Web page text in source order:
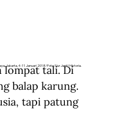
Jakarta, 4-11 Januari 2018/Foto: Nur Janti/Historia.
lompat tali. Di
balap karung.
tapi patung